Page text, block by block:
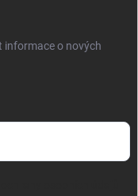
informace o nových